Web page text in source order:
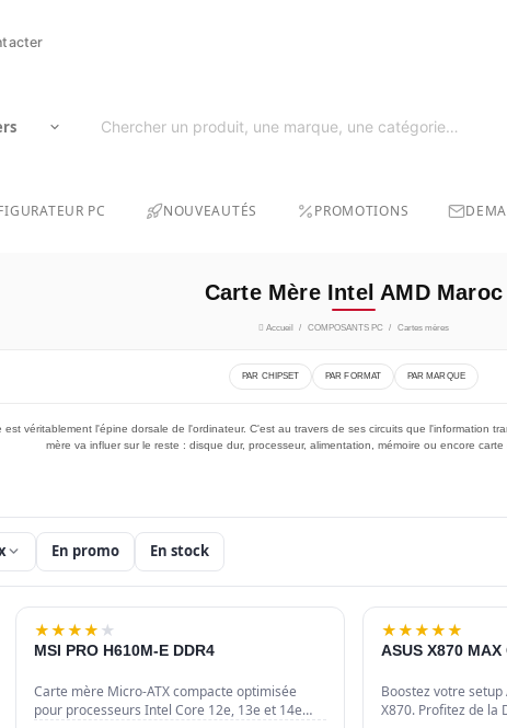
PC NOUVEAUTÉS PROMOTIONS
Carte Mère Intel AMD Maroc
Accueil COMPOSANTS PC Cartes mères
PAR CHIPSET PAR FORMAT PAR MARQUE
est véritablement l'épine dorsale de l'ordinateur. C'est au travers de ses circuits que l'information
mère va influer sur le reste : disque dur, processeur, alimentation, mémoire ou encore
En promo En stock
★★★★ ★
MSI PRO H610M-E DDR4
Carte mère Micro-ATX compacte optimisée
pour processeurs Intel Core 12e, 13e et 14e
★★★★★
ASUS X870
Boostez votre
X870. Profitez de la